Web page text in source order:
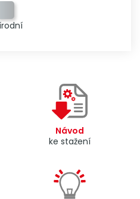
Návod
ke stažení